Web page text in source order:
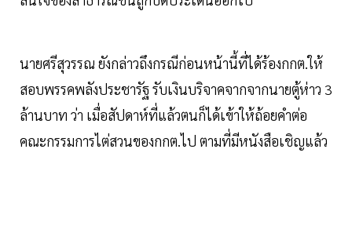
นายศรีสุวรรณ ยังกล่าวถึงกรณีก่อนหน้านี้ที่ได้ร้องกกต.ให้
สอบพรรคพลังประชารัฐ รับเงินบริจาคจากจากนายตู้ห่าว 3
ล้านบาท ว่า เมื่อสัปดาห์ที่แล้วตนก็ได้เข้าให้ถ้อยคำต่อ
คณะกรรมการไต่สวนของกกต.ไป ตามที่มีหนังสือเชิญแล้ว